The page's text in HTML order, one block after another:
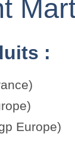
:
Europe)